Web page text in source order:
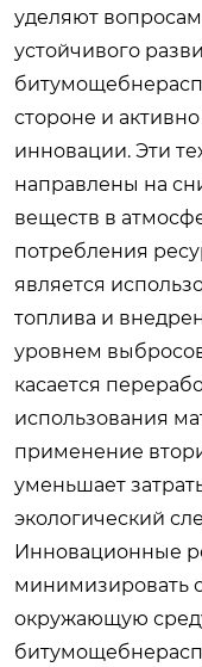
уделяют
устойчивого
стороне и
инновации. Эти
направлены на
веществ в
потребления
является
топлива и
уровнем
касается
использования
применение
уменьшает
экологический
Инновационные
минимизировать
окружающую